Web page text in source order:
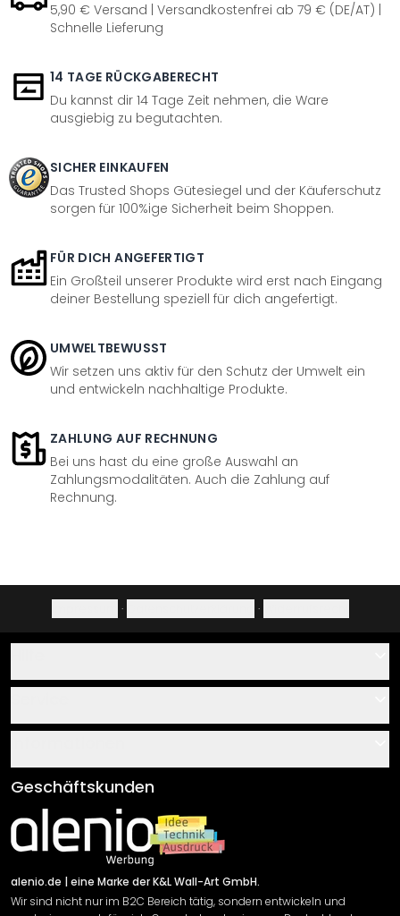
5,90 € Versand | Versandkostenfrei ab 79 € (DE/AT) |
Schnelle Lieferung
14 TAGE RÜCKGABERECHT
Du kannst dir 14 Tage Zeit nehmen, die Ware
ausgiebig zu begutachten.
SICHER EINKAUFEN
Das Trusted Shops Gütesiegel und der Käuferschutz
sorgen für 100%ige Sicherheit beim Shoppen.
FÜR DICH ANGEFERTIGT
Ein Großteil unserer Produkte wird erst nach Eingang
deiner Bestellung speziell für dich angefertigt.
UMWELTBEWUSST
Wir setzen uns aktiv für den Schutz der Umwelt ein
und entwickeln nachhaltige Produkte.
ZAHLUNG AUF RECHNUNG
Bei uns hast du eine große Auswahl an
Zahlungsmodalitäten. Auch die Zahlung auf
Rechnung.
· ·
Über uns
Klebe- und Montageanleitungen
Newsletter An-/Abmeldung
Sendungsverfolgung
AGB
Impressum
Versand & Zahlung
Rücksendung
Widerrufsrecht
Geschäftskunden
alenio.de | eine Marke der K&L Wall-Art GmbH.
Wir sind nicht nur im B2C Bereich tätig, sondern entwickeln und